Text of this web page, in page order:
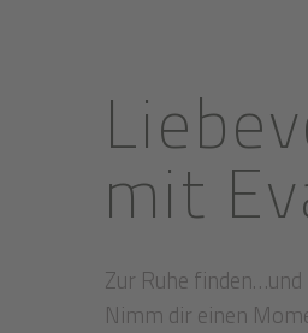
mit
Zur Ruhe
Nimm dir einen